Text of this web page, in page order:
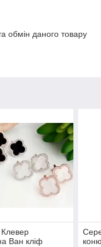
обмін даного товару
Ван кліф